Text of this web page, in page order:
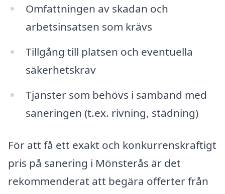
Omfattningen av skadan och
arbetsinsatsen som krävs
Tillgång till platsen och eventuella
säkerhetskrav
Tjänster som behövs i samband med
saneringen (t.ex. rivning, städning)
För att få ett exakt och konkurrenskraftigt
pris på sanering i Mönsterås är det
rekommenderat att begära offerter från